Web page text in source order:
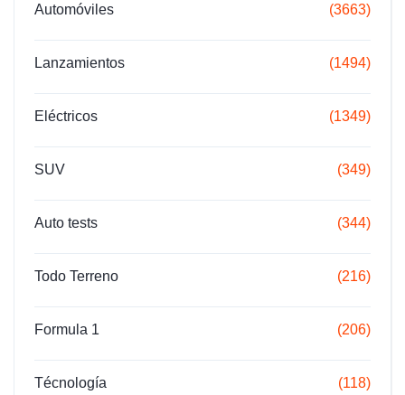
Automóviles (3663)
Lanzamientos (1494)
Eléctricos (1349)
SUV (349)
Auto tests (344)
Todo Terreno (216)
Formula 1 (206)
Técnología (118)